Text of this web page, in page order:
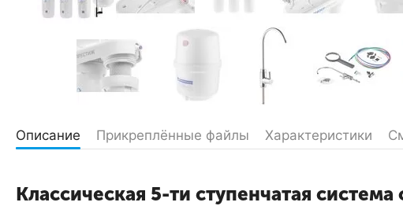
Описание Прикреплённые файлы Характеристики
Классическая 5-ти ступенчатая